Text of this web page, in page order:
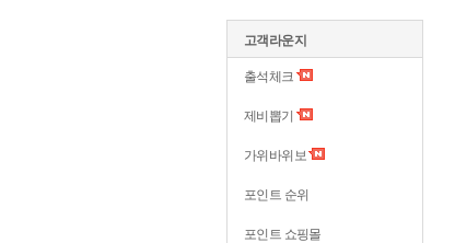
고객라운지
출석체크
제비뽑기
가위바위보
포인트 순위
포인트 쇼핑몰